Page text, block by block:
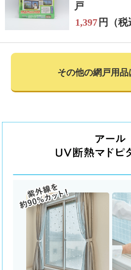
戸
1,397 円（税
その他の網戸用品